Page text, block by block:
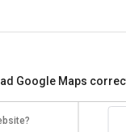
Азербайджан, Нахичевань
Google Maps